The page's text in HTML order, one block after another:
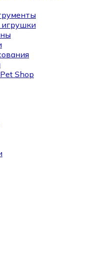
Shop